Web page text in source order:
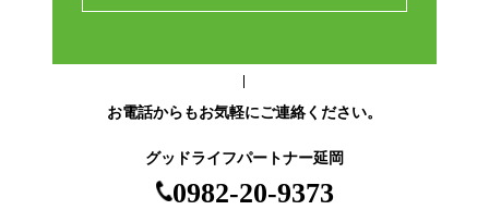
お電話からもお気軽にご連絡ください。
グッドライフパートナー延岡
0982-20-9373